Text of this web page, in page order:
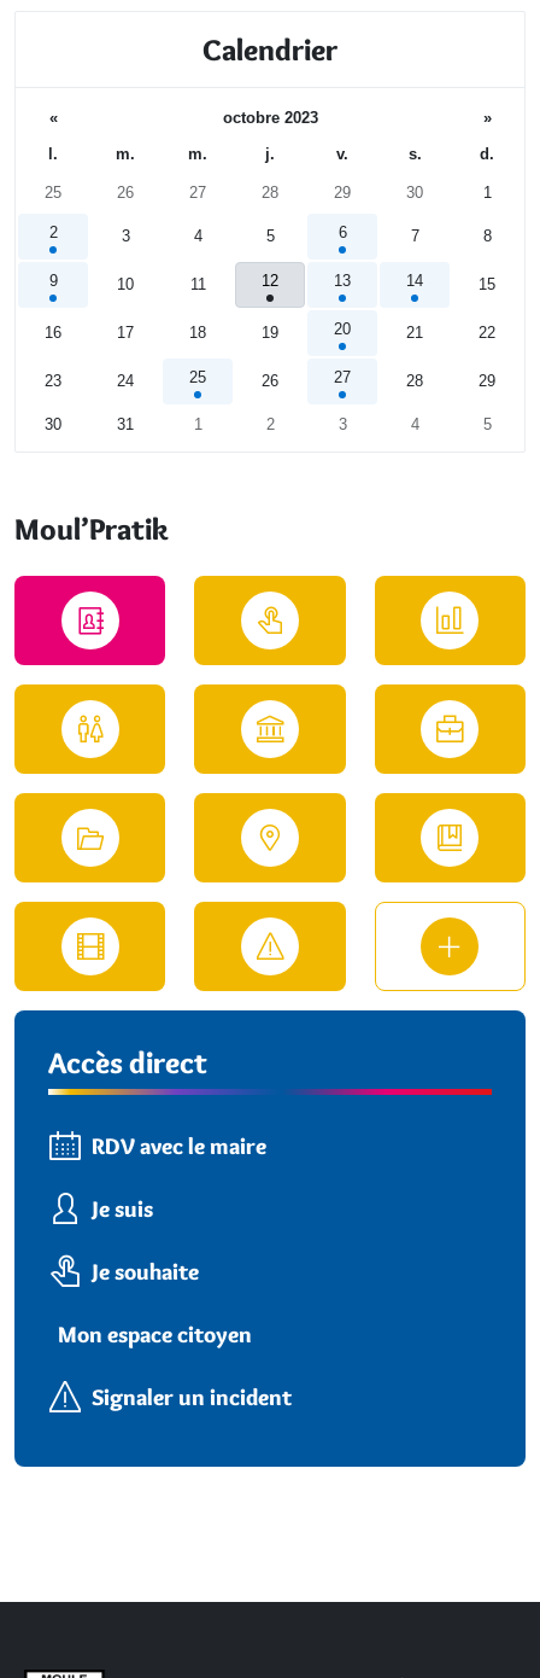
Calendrier
« octobre 2023
»
l.
m. m. j. v. s. d.
25 26 27 28 29 30 1
2 3 4 5 6 7 8
9 10 11 12 13 14 15
16 17 18 19 20 21 22
23 24 25 26 27 28 29
30 31 1 2 3 4 5
Moul’Pratik
Accès direct
RDV avec le maire
Je suis
Je souhaite
Mon espace citoyen
Signaler un incident